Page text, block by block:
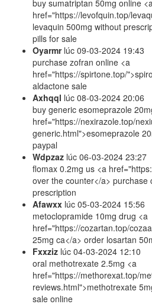
buy sumatriptan 50mg online
href="https://levofquin.top/
levaquin 500mg without
pills for sale
Oyarmrlúc 09-03-2024 19:43
purchase zofran online <a
href="https://spirtone.top/
aldactone sale
Axhqql lúc 08-03-2024 20:06
buy generic esomeprazole
href="https://nexirazole.top/
generic.html">esomeprazole
paypal
Wdpzaz lúc 06-03-2024 23:27
flomax 0.2mg us <a
over the counter</a> purchase
prescription
Afawxx lúc 05-03-2024 15:56
metoclopramide 10mg drug <a
href="https://cozartan.top/
25mg ca</a> order losartan
Fxxziz lúc 04-03-2024 12:10
oral methotrexate 2.5mg <a
href="https://methorexat.top/
reviews.html">methotrexate
sale online